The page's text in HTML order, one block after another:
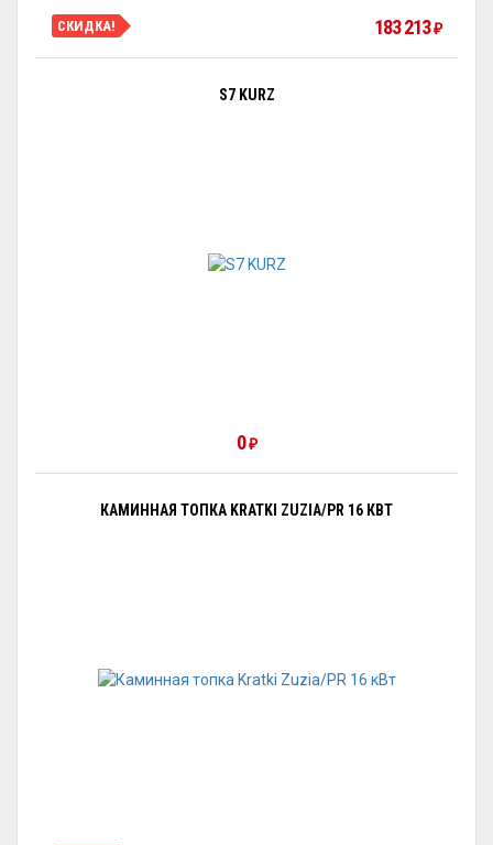
СКИДКА! 183 213₽
S7 KURZ
0₽
КАМИННАЯ ТОПКА KRATKI ZUZIA/PR 16 КВТ